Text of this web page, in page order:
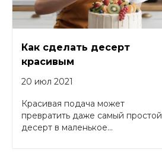
Как сделать десерт
красивым
20 июл 2021
Красивая подача может
превратить даже самый простой
десерт в маленькое...